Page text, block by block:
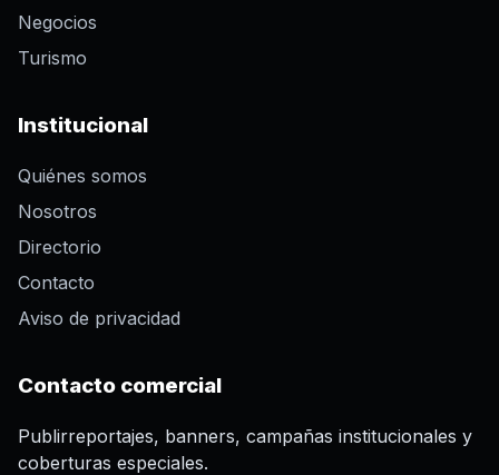
Negocios
Turismo
Institucional
Quiénes somos
Nosotros
Directorio
Contacto
Aviso de privacidad
Contacto comercial
Publirreportajes, banners, campañas institucionales y
coberturas especiales.